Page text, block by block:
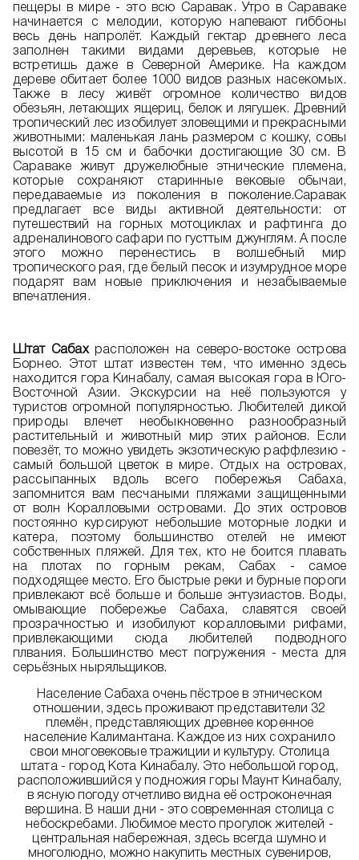
пещеры в мире - это всю Саравак. Утро в Сараваке
начинается с мелодии, которую напевают гиббоны
весь день напролёт. Каждый гектар древнего леса
заполнен такими видами деревьев, которые не
встретишь даже в Северной Америке. На каждом
дереве обитает более 1000 видов разных насекомых.
Также в лесу живёт огромное количество видов
обезьян, летающих ящериц, белок и лягушек. Древний
тропический лес изобилует зловещими и прекрасными
животными: маленькая лань размером с кошку, совы
высотой в 15 см и бабочки достигающие 30 см. В
Cараваке живут дружелюбные этнические племена,
которые сохраняют старинные вековые обычаи,
передаваемые из поколения в поколение.Саравак
предлагает все виды активной деятельности: от
путешествий на горных мотоциклах и рафтинга до
адреналинового сафари по густтым джунглям. А после
этого можно перенестись в волшебный мир
тропического рая, где белый песок и изумрудное море
подарят вам новые приключения и незабываемые
впечатления.
Штат Сабахрасположен на северо-востоке острова
Борнео. Этот штат известен тем, что именно здесь
находится гора Кинабалу, самая высокая гора в Юго-
Восточной Азии. Экскурсии на неё пользуются у
туристов огромной популярностью. Любителей дикой
природы влечет необыкновенно разнообразный
растительный и животный мир этих районов. Если
повезёт, то можно увидеть экзотическую раффлезию -
самый большой цветок в мире. Отдых на островах,
рассыпанных вдоль всего побережья Сабаха,
запомнится вам песчаными пляжами защищенными
от волн Коралловыми островами. До этих островов
постоянно курсируют небольшие моторные лодки и
катера, поэтому большинство отелей не имеют
собственных пляжей. Для тех, кто не боится плавать
на плотах по горным рекам, Сабах - самое
подходящее место. Его быстрые реки и бурные пороги
привлекают всё больше и больше энтузиастов. Воды,
омывающие побережье Сабаха, славятся своей
прозрачностью и изобилуют коралловыми рифами,
привлекающими сюда любителей подводного
плвания. Большинство мест погружения - места для
серьёзных ныряльщиков.
Население Сабаха очень пёстрое в этническом
отношении, здесь проживают представители 32
племён, представляющих древнее коренное
население Калимантана. Каждое из них сохранило
свои многовековые тражиции и культуру. Столица
штата - город Кота Кинабалу. Это небольшой город,
расположившийся у подножия горы Маунт Кинабалу,
в ясную погоду отчетливо видна её остроконечная
вершина. В наши дни - это современная столица с
небоскребами. Любимое место прогулок жителей -
центральная набережная, здесь всегда шумно и
многолюдно, можно накупить местных сувениров,